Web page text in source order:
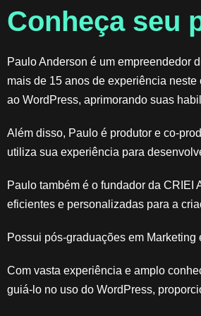
Conheça seu
Paulo Anderson é um empreendedor
mais de 15 anos de experiência
ao WordPress, aprimorando suas
Além disso, Paulo é produtor e co-
utiliza sua experiência para
Paulo também é o fundador da
eficientes e personalizadas para a
Possui pós-graduações em
Com vasta experiência e amplo
guiá-lo no uso do WordPress,